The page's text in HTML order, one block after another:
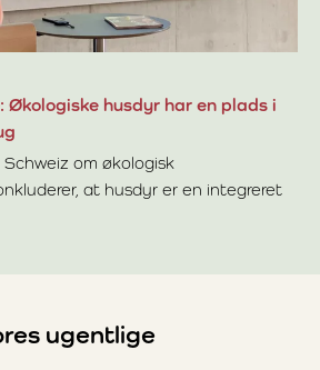
Økologiske husdyr har en plads i
om økologisk
at husdyr er en integreret
ugentlige